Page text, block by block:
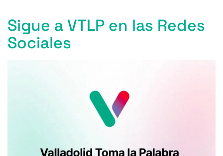
Sigue a VTLP en las Redes
Sociales